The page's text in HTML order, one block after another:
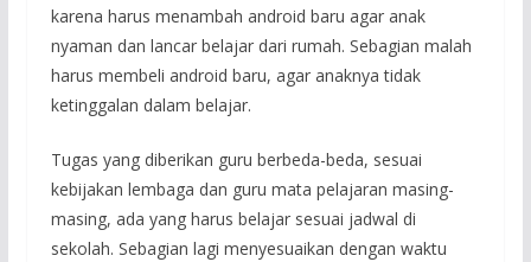
karena harus menambah android baru agar anak
nyaman dan lancar belajar dari rumah. Sebagian malah
harus membeli android baru, agar anaknya tidak
ketinggalan dalam belajar.
Tugas yang diberikan guru berbeda-beda, sesuai
kebijakan lembaga dan guru mata pelajaran masing-
masing, ada yang harus belajar sesuai jadwal di
sekolah. Sebagian lagi menyesuaikan dengan waktu